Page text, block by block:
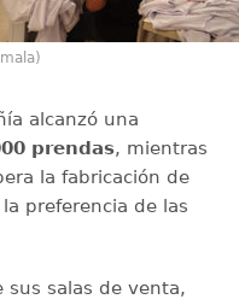
alcanzó una
prendas, mientras
la fabricación de
preferencia de las
sus salas de venta,